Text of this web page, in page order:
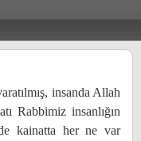
insanda Allah
Rabbimiz insanlığın
kainatta her ne var